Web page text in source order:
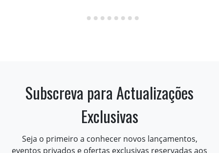
Subscreva para Actualizações
Exclusivas
Seja o primeiro a conhecer novos lançamentos,
eventos privados e ofertas exclusivas reservadas aos